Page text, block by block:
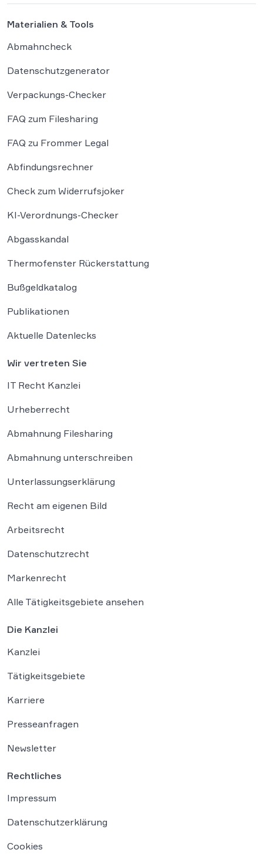
Materialien & Tools
Abmahncheck
Datenschutzgenerator
Verpackungs-Checker
FAQ zum Filesharing
FAQ zu Frommer Legal
Abfindungsrechner
Check zum Widerrufsjoker
KI-Verordnungs-Checker
Abgasskandal
Thermofenster Rückerstattung
Bußgeldkatalog
Publikationen
Aktuelle Datenlecks
Wir vertreten Sie
IT Recht Kanzlei
Urheberrecht
Abmahnung Filesharing
Abmahnung unterschreiben
Unterlassungserklärung
Recht am eigenen Bild
Arbeitsrecht
Datenschutzrecht
Markenrecht
Alle Tätigkeitsgebiete ansehen
Die Kanzlei
Kanzlei
Tätigkeitsgebiete
Karriere
Presseanfragen
Newsletter
Rechtliches
Impressum
Datenschutzerklärung
Cookies